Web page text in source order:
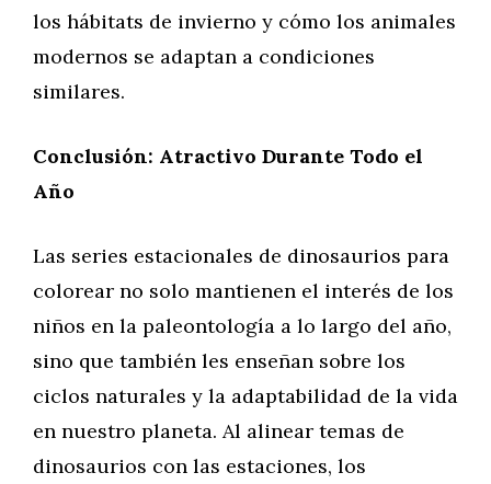
los hábitats de invierno y cómo los animales
modernos se adaptan a condiciones
similares.
Conclusión: Atractivo Durante Todo el
Año
Las series estacionales de dinosaurios para
colorear no solo mantienen el interés de los
niños en la paleontología a lo largo del año,
sino que también les enseñan sobre los
ciclos naturales y la adaptabilidad de la vida
en nuestro planeta. Al alinear temas de
dinosaurios con las estaciones, los